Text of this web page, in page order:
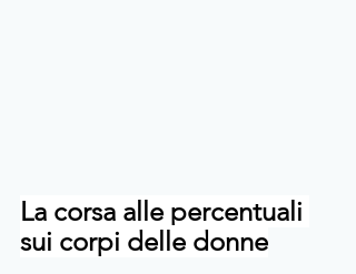
La corsa alle percentuali
sui corpi delle donne